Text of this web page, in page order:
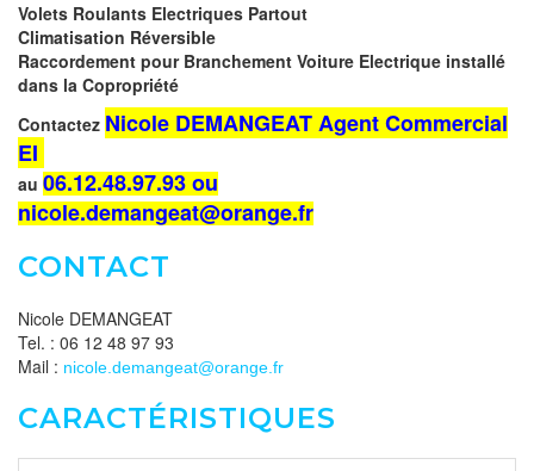
Volets Roulants Electriques Partout
Climatisation Réversible
Raccordement pour Branchement Voiture Electrique installé
dans la Copropriété
Contactez Nicole DEMANGEAT Agent Commercial
EI
au 06.12.48.97.93 ou
nicole.demangeat@orange.fr
CONTACT
Nicole DEMANGEAT
Tel. : 06 12 48 97 93
Mail : nicole.demangeat@orange.fr
CARACTÉRISTIQUES